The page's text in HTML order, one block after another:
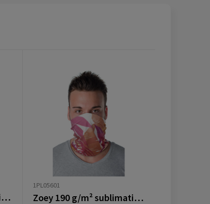
Alice 145 g/m² sublimatie multi-scarf van RPET
1PL05601
Zoey 190 g/m² sublimatie multi-scarf